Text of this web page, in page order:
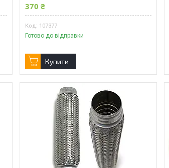
370 ₴
107377
Готово до відправки
Купити